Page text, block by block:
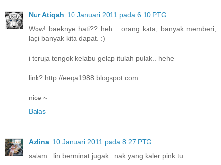
Nur Atiqah 10 Januari 2011 pada 6:10 PTG
Wow! baeknye hati?? heh... orang kata, banyak memberi,
lagi banyak kita dapat. :)
i teruja tengok kelabu gelap itulah pulak.. hehe
link? http://eeqa1988.blogspot.com
nice ~
Balas
Azlina 10 Januari 2011 pada 8:27 PTG
salam...lin berminat jugak...nak yang kaler pink tu...